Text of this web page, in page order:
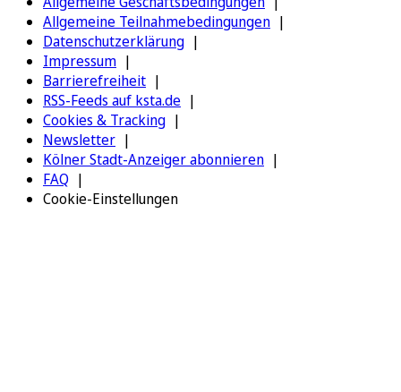
Allgemeine Teilnahmebedingungen
Datenschutzerklärung
Impressum
Barrierefreiheit
RSS-Feeds auf ksta.de
Cookies & Tracking
Newsletter
Kölner Stadt-Anzeiger abonnieren
FAQ
Cookie-Einstellungen